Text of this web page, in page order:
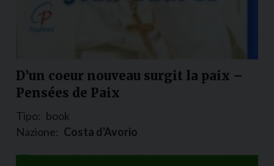
D’un coeur nouveau surgit la paix –
Pensées de Paix
Tipo: book
Nazione: Costa d'Avorio